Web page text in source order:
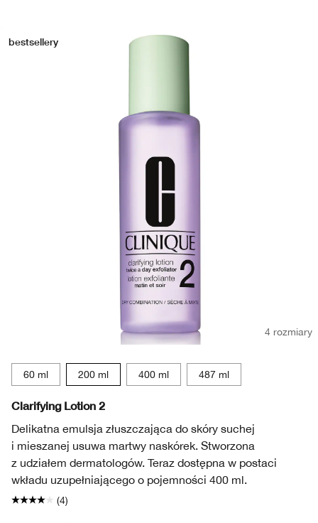
bestsellery
4 rozmiary
60 ml 200 ml 400 ml 487 ml
Clarifying Lotion 2
Delikatna emulsja złuszczająca do skóry suchej
i mieszanej usuwa martwy naskórek. Stworzona
z udziałem dermatologów. Teraz dostępna w postaci
wkładu uzupełniającego o pojemności 400 ml.
(4)